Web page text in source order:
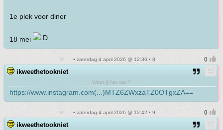
1e plek voor diner
18 mei
• zaterdag 4 april 2026 @ 12:36 • 8
ikweethetookniet
Weet jij het wel ?
https://www.instagram.com(...)MTZ6ZWxzaTZ0OTgxZA==
• zaterdag 4 april 2026 @ 12:42 • 9
ikweethetookniet